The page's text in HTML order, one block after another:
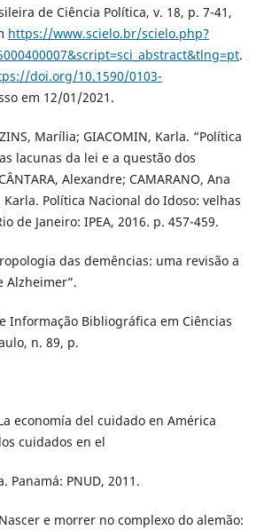
de Ciência Política, v. 18, p. 7-41,
https://www.scielo.br/scielo.php?
.
doi.org/10.1590/0103-
em 12/01/2021.
Marília; GIACOMIN, Karla. “Política
lacunas da lei e a questão dos
Alexandre; CAMARANO, Ana
Karla. Política Nacional do Idoso: velhas
de Janeiro: IPEA, 2016. p. 457-459.
das demências: uma revisão a
Alzheimer”.
Informação Bibliográfica em Ciências
n. 89, p.
economía del cuidado en América
cuidados en el
Panamá: PNUD, 2011.
e morrer no complexo do alemão: